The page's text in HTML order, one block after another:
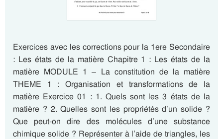
Exercices avec les corrections pour la 1ere Secondaire
: Les états de la matière Chapitre 1 : Les états de la
matière MODULE 1 – La constitution de la matière
THEME 1 : Organisation et transformations de la
matière Exercice 01 : 1. Quels sont les 3 états de la
matière ? 2. Quelles sont les propriétés d’un solide ?
Que peut-on dire des molécules d’une substance
chimique solide ? Représenter à l’aide de triangles, les